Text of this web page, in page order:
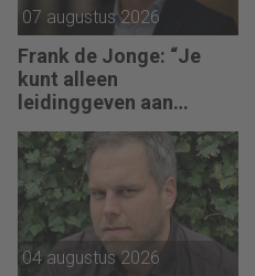
07 augustus 2026
Frank de Jonge: “Je
kunt alleen
leidinggeven aan
anderen als je leiding
kunt geven aan jezelf.”
04 augustus 2026